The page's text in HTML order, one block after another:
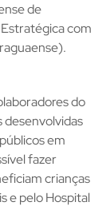
de
com
do
desenvolvidas
em
fazer
crianças
e pelo Hospital